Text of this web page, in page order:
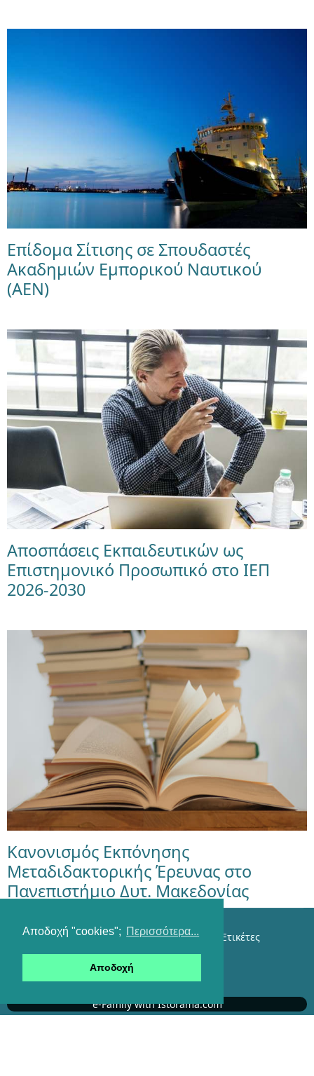
Αποδοχή "cookies"; Περισσότερα...
Αποδοχή
Επίδομα Σίτισης σε Σπουδαστές
Ακαδημιών Εμπορικού Ναυτικού
(ΑΕΝ)
Αποσπάσεις Εκπαιδευτικών ως
Επιστημονικό Προσωπικό στο ΙΕΠ
2026-2030
Κανονισμός Εκπόνησης
Μεταδιδακτορικής Έρευνας στο
Πανεπιστήμιο Δυτ. Μακεδονίας
Επικοινωνία Όροι χρήσης Αναζήτηση
Ετικέτες
Είσοδος
e-Family with Istorama.com